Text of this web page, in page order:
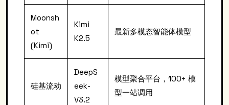
Moonsh
ot
(Kimi)
Kimi
K2.5
最新多模态智能体模型
硅基流动
DeepS
eek-
V3.2
模型聚合平台，100+ 模
型一站调用